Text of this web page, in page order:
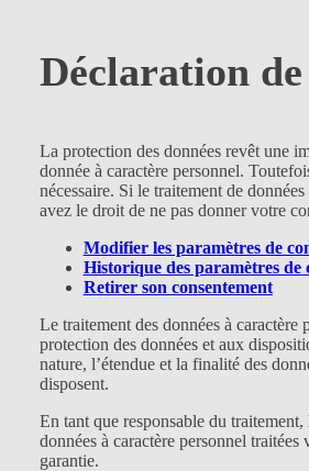
Déclaration
La protection des données revêt une
donnée à caractère personnel.
nécessaire. Si le traitement de
avez le droit de ne pas donner votre
Modifier les paramètres de
Historique des paramètres de
Retirer son consentement
Le traitement des données à caractère
protection des données et aux
nature, l’étendue et la finalité des
disposent.
En tant que responsable du
données à caractère personnel
garantie.